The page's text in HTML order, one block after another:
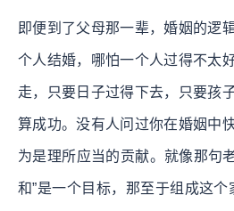
即便到了父母那一辈，婚姻的逻
个人结婚，哪怕一个人过得不太
走，只要日子过得下去，只要孩
算成功。没有人问过你在婚姻中
为是理所应当的贡献。就像那句
和”是一个目标，那至于组成这个